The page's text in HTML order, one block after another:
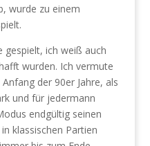
wurde zu einem
gespielt, ich weiß auch
wurden. Ich vermute
der 90er Jahre, als
und für jedermann
endgültig seinen
klassischen Partien